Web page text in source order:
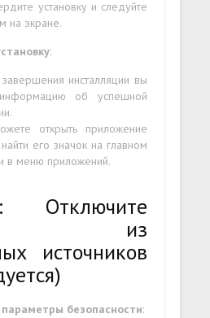
установку и следуйте
на экране.
:
инсталляции вы
об успешной
открыть приложение
его значок на главном
в меню приложений.
из
источников
безопасности: